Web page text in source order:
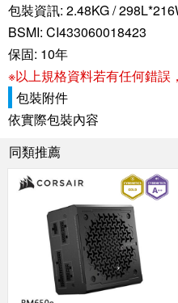
包裝資訊: 2.48KG /
BSMI: CI433060018423
保固: 10年
※以上規格資料若有任何錯誤
包裝附件
依實際包裝內容
同類推薦